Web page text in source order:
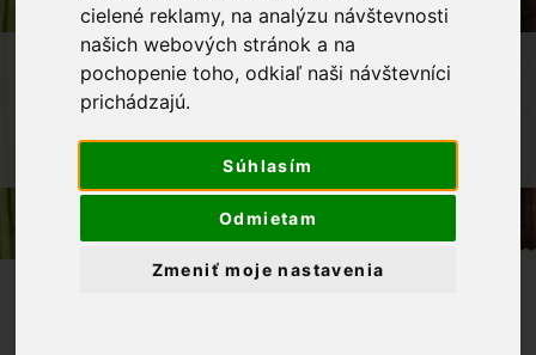
cielené reklamy, na analýzu návštevnosti
našich webových stránok a na
pochopenie toho, odkiaľ naši návštevníci
prichádzajú.
Súhlasím
Odmietam
Zmeniť moje nastavenia
OBCHOD GALANTÉRIA
POLYESTEROVÁ NIŤ ASPO AMANN
POLYESTEROVÁ NIŤ 100M, ODTIEŇ
0084